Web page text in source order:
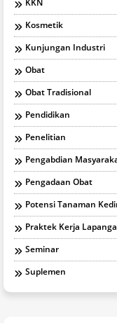
Kosmetik
Kunjungan Industri
Obat
Obat Tradisional
Pendidikan
Penelitian
Pengabdian
Pengadaan Obat
Potensi Tanaman
Praktek Kerja
Seminar
Suplemen